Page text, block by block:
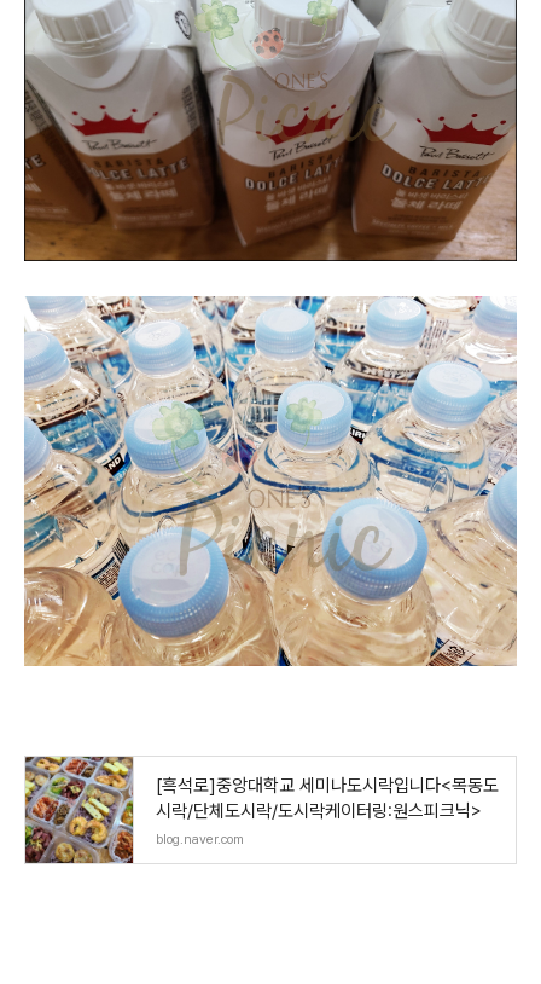
[흑석로]중앙대학교 세미나도시락입니다<목동도
시락/단체도시락/도시락케이터링:원스피크닉>
blog.naver.com